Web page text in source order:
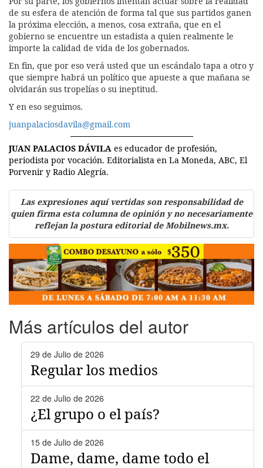
de su esfera de atención de forma tal que sus partidos ganen
la próxima elección, a menos, cosa extraña, que en el
gobierno se encuentre un estadista a quien realmente le
importe la calidad de vida de los gobernados.
En fin, que por eso verá usted que un escándalo tapa a otro y
que siempre habrá un político que apueste a que mañana se
olvidarán sus tropelías o su ineptitud.
Y en eso seguimos.
juanpalaciosdavila@gmail.com
JUAN PALACIOS DÁVILA es educador de profesión,
periodista por vocación. Editorialista en La Moneda, ABC, El
Porvenir y Radio Alegría.
Las expresiones aquí vertidas son responsabilidad de
quien firma esta columna de opinión y no necesariamente
reflejan la postura editorial de Mobilnews.mx.
Más artículos del autor
29 de Julio de 2026
Regular los medios
22 de Julio de 2026
¿El grupo o el país?
15 de Julio de 2026
Dame, dame, dame todo el